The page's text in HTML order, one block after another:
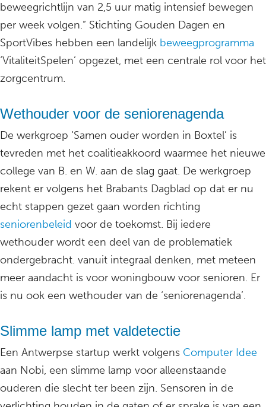
beweegrichtlijn van 2,5 uur matig intensief bewegen
per week volgen.” Stichting Gouden Dagen en
SportVibes hebben een landelijk beweegprogramma
‘VitaliteitSpelen’ opgezet, met een centrale rol voor het
zorgcentrum.
Wethouder voor de seniorenagenda
De werkgroep ‘Samen ouder worden in Boxtel’ is
tevreden met het coalitieakkoord waarmee het nieuwe
college van B. en W. aan de slag gaat. De werkgroep
rekent er volgens het Brabants Dagblad op dat er nu
echt stappen gezet gaan worden richting
seniorenbeleid voor de toekomst. Bij iedere
wethouder wordt een deel van de problematiek
ondergebracht. vanuit integraal denken, met meteen
meer aandacht is voor woningbouw voor senioren. Er
is nu ook een wethouder van de ‘seniorenagenda’.
Slimme lamp met valdetectie
Een Antwerpse startup werkt volgens Computer Idee
aan Nobi, een slimme lamp voor alleenstaande
ouderen die slecht ter been zijn. Sensoren in de